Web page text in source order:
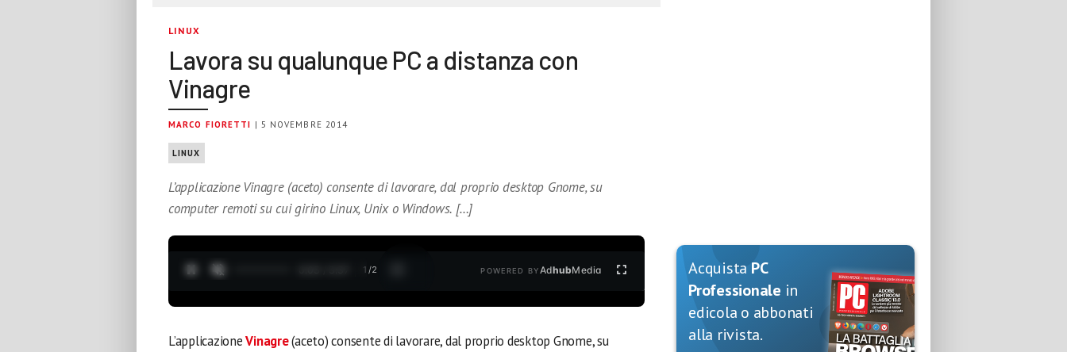
LINUX
Lavora su qualunque PC a distanza con
Vinagre
MARCO FIORETTI | 5 NOVEMBRE 2014
LINUX
L’applicazione Vinagre (aceto) consente di lavorare, dal proprio desktop Gnome, su
computer remoti su cui girino Linux, Unix o Windows. […]
1 /2 POWERED BYAdhubMedia
L’applicazioneVinagre(aceto) consente di lavorare, dal proprio desktop Gnome, su
Acquista PC
Professionale in
edicola o abbonati
alla rivista.